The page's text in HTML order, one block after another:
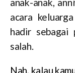
acara
hadir sebagai
salah.
Nah, kalau